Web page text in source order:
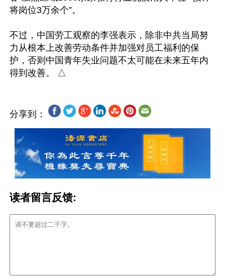
将岗位3万余个”。
不过，中国劳工观察的李强表示，除非中共当局努
力从根本上改善劳动条件并加强对员工福利的保
护，否则中国青年失业问题不太可能在未来五年内
分享到：
读者留言反馈: